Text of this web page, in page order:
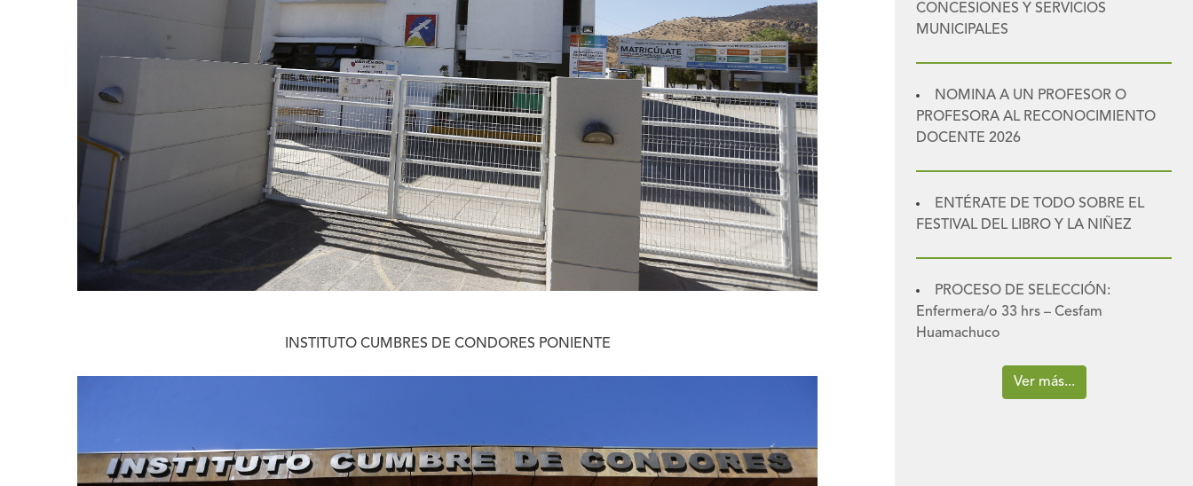
INSTITUTO CUMBRES DE CONDORES PONIENTE
CONCESIONES Y SERVICIOS
MUNICIPALES
NOMINA A UN PROFESOR O
PROFESORA AL RECONOCIMIENTO
DOCENTE 2026
ENTÉRATE DE TODO SOBRE EL
FESTIVAL DEL LIBRO Y LA NIÑEZ
PROCESO DE SELECCIÓN:
Enfermera/o 33 hrs – Cesfam
Huamachuco
Ver más...